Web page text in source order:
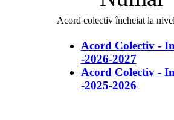
Acord colectiv încheiat la
Acord Colectiv -
-2026-2027
Acord Colectiv -
-2025-2026